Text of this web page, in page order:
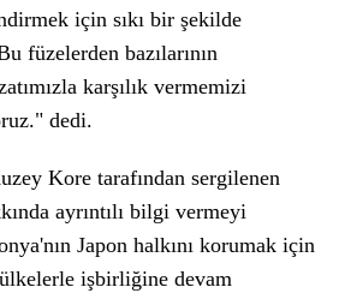
için sıkı bir şekilde
füzelerden bazılarının
karşılık vermemizi
dedi.
Kore tarafından sergilenen
ayrıntılı bilgi vermeyi
Japon halkını korumak için
işbirliğine devam